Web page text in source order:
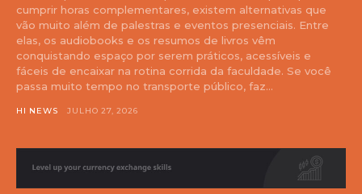
cumprir horas complementares, existem alternativas que
vão muito além de palestras e eventos presenciais. Entre
elas, os audiobooks e os resumos de livros vêm
conquistando espaço por serem práticos, acessíveis e
fáceis de encaixar na rotina corrida da faculdade. Se você
passa muito tempo no transporte público, faz...
HI NEWS JULHO 27, 2026